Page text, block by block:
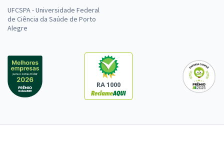
UFCSPA - Universidade Federal
de Ciência da Saúde de Porto
Alegre
RA 1000